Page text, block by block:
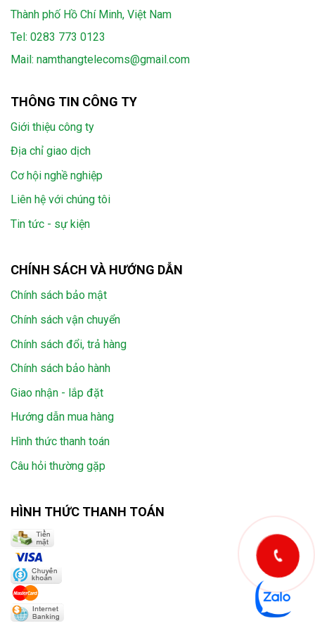
Thành phố Hồ Chí Minh, Việt Nam
Tel: 0283 773 0123
Mail: namthangtelecoms@gmail.com
THÔNG TIN CÔNG TY
Giới thiệu công ty
Địa chỉ giao dịch
Cơ hội nghề nghiệp
Liên hệ với chúng tôi
Tin tức - sự kiện
CHÍNH SÁCH VÀ HƯỚNG DẪN
Chính sách bảo mật
Chính sách vận chuyển
Chính sách đổi, trả hàng
Chính sách bảo hành
Giao nhận - lắp đặt
Hướng dẫn mua hàng
Hình thức thanh toán
Câu hỏi thường gặp
HÌNH THỨC THANH TOÁN